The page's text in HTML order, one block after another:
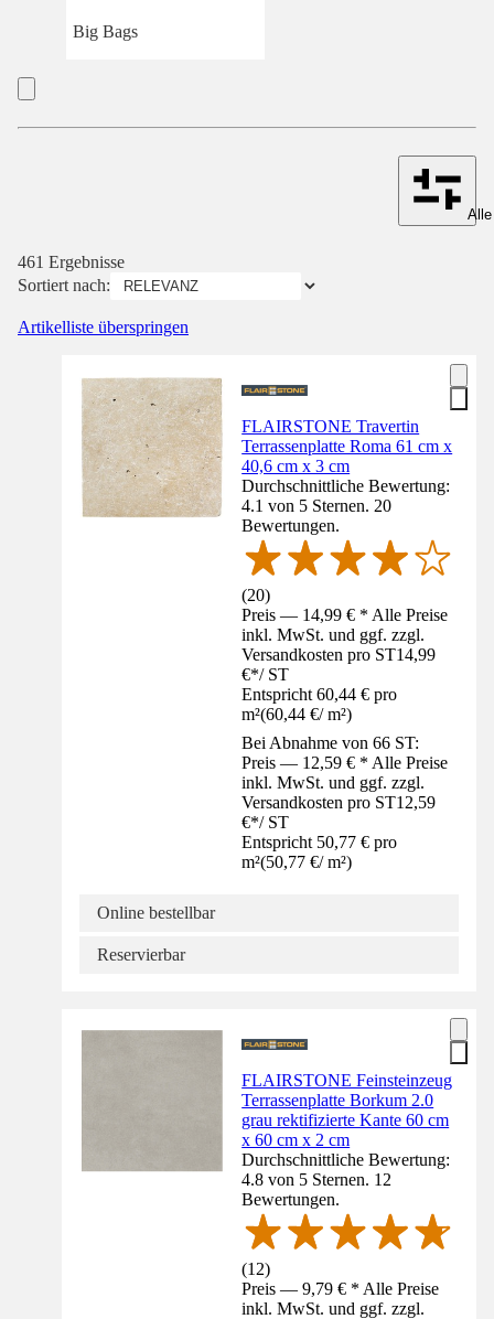
Big Bags
461 Ergebnisse
Sortiert nach:
Artikelliste überspringen
FLAIRSTONE Travertin
Terrassenplatte Roma 61 cm x
40,6 cm x 3 cm
Durchschnittliche Bewertung:
4.1 von 5 Sternen. 20
Bewertungen.
(20)
Preis — 14,99 € * Alle Preise
inkl. MwSt. und ggf. zzgl.
Versandkosten pro ST14,99
€*/ ST
Entspricht 60,44 € pro
m²(60,44 €/ m²)
Bei Abnahme von 66 ST:
Preis — 12,59 € * Alle Preise
inkl. MwSt. und ggf. zzgl.
Versandkosten pro ST12,59
€*/ ST
Entspricht 50,77 € pro
m²(50,77 €/ m²)
Online bestellbar
Reservierbar
FLAIRSTONE Feinsteinzeug
Terrassenplatte Borkum 2.0
grau rektifizierte Kante 60 cm
x 60 cm x 2 cm
Durchschnittliche Bewertung:
4.8 von 5 Sternen. 12
Bewertungen.
(12)
Preis — 9,79 € * Alle Preise
inkl. MwSt. und ggf. zzgl.